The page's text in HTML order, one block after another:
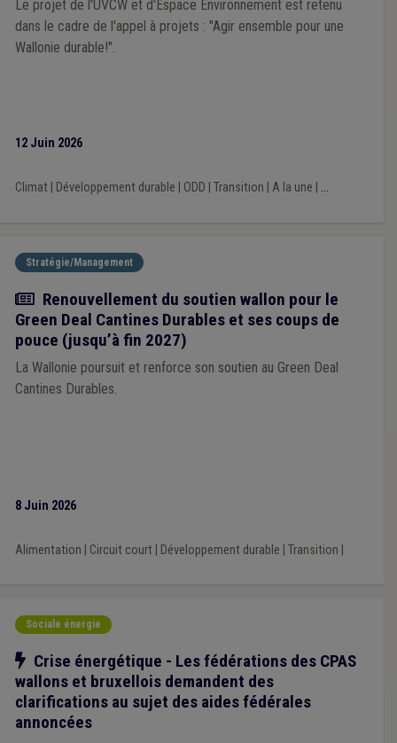
Le projet de l'UVCW et d'Espace Environnement est retenu
dans le cadre de l'appel à projets : "Agir ensemble pour une
Wallonie durable!".
12 Juin 2026
Climat| Développement durable ODD Transition A la une ...
Stratégie/Management
Actualité
Renouvellement du soutien wallon pour le
Green Deal Cantines Durables et ses coups de
pouce (jusqu’à fin 2027)
La Wallonie poursuit et renforce son soutien au Green Deal
Cantines Durables.
8 Juin 2026
Alimentation Circuit court| Développement durable Transition
Sociale énergie
Notre action
Crise énergétique - Les fédérations des CPAS
wallons et bruxellois demandent des
clarifications au sujet des aides fédérales
annoncées